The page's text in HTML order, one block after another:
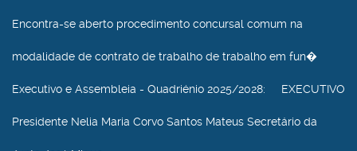
Encontra-se aberto procedimento concursal comum na
modalidade de contrato de trabalho de trabalho em fun�
Executivo e Assembleia - Quadriénio 2025/2028: EXECUTIVO
Presidente Nelia Maria Corvo Santos Mateus Secretário da